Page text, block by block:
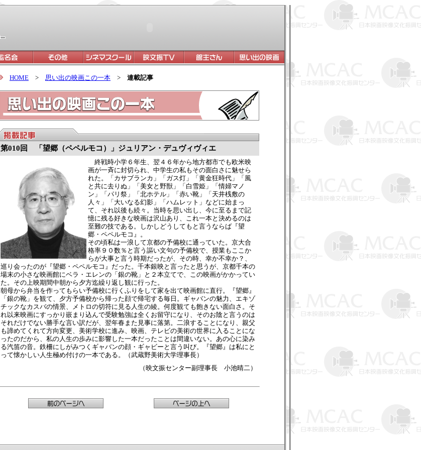
HOME > 思い出の映画この一本 > 連載記事
第010回 「望郷（ペペルモコ）」ジュリアン・デュヴィヴィエ
終戦時小学６年生、翌４６年から地方都市でも欧米映
画が一斉に封切られ、中学生の私もその面白さに魅せら
れた。「カサブランカ」「ガス灯」「黄金狂時代」「風
と共に去りぬ」「美女と野獣」「白雪姫」「情婦マノ
ン」「パリ祭」「北ホテル」「赤い靴」「天井桟敷の
人々」「大いなる幻影」「ハムレット」などに始まっ
て、それ以後も続々。当時を思い出し、今に至るまで記
憶に残る好きな映画は沢山あり、これ一本と決めるのは
至難の技である。しかしどうしてもと言うならば『望
郷・ペペルモコ』。
その頃私は一浪して京都の予備校に通っていた。京大合
格率９０数％と言う謳い文句の予備校で、授業もここか
らが大事と言う時期だったが、その時、幸か不幸か？、
巡り会ったのが『望郷・ペペルモコ』だった。千本銀映と言ったと思うが、京都千本の
場末の小さな映画館にベラ・エレンの「銀の靴」と２本立てで、この映画がかかってい
た。その上映期間中朝から夕方迄繰り返し観に行った。
朝母から弁当を作ってもらい予備校に行くふりをして家を出て映画館に直行。『望郷』
「銀の靴」を観て、夕方予備校から帰った顔で帰宅する毎日。ギャバンの魅力、エキゾ
チックなカスバの情景、メトロの切符に見る人生の綾。何度観ても飽きない面白さ。そ
れ以来映画にすっかり嵌まり込んで受験勉強は全くお留守になり、そのお陰と言うのは
それだけでない勝手な言い訳だが、翌年春また見事に落第。二浪することになり、親父
も諦めてくれて方向変更、美術学校に進み、映画、テレビの美術の世界に入ることにな
ったのだから、私の人生の歩みに影響した一本だったことは間違いない。あの心に染み
る汽笛の音。鉄柵にしがみつくギャバンの顔・ギャビーと言う叫び。『望郷』は私にと
って懐かしい人生極め付けの一本である。（武蔵野美術大学理事長）
（映文振センター副理事長 小池晴二）